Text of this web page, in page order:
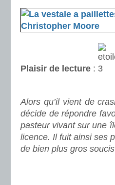
Plaisir de lecture :
Alors qu’il vient de
décide de répondre
pasteur vivant sur une
licence. Il fuit ainsi ses
de bien plus gros